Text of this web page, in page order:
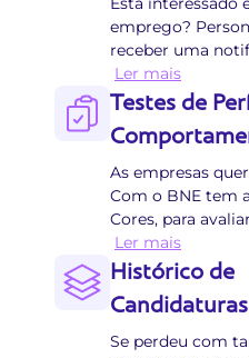
emprego?
receber uma
Ler mais
Testes de
As empresas
Com o BNE tem
Cores, para
Ler mais
Histórico de
Candidaturas
Se perdeu com